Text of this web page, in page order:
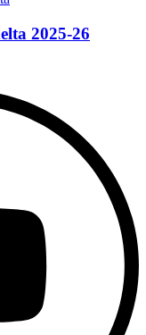
2025-26